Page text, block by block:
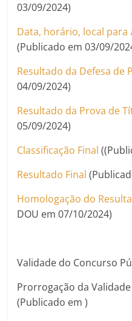
03/09/2024)
Data, horário, local para
(Publicado em 03/09/
Resultado da Defesa de
04/09/2024)
Resultado da Prova de
05/09/2024)
Classificação Final
Resultado Final
Homologação do
DOU em 07/10/2024)
Validade do Concurso
Prorrogação da
(Publicado em )